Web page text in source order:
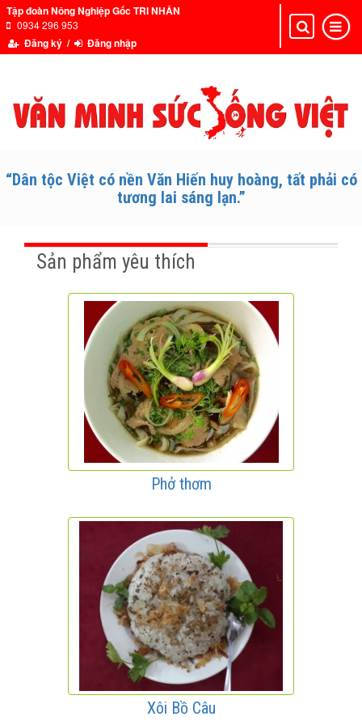
Tập đoàn Nông Nghiệp Gốc TRI NHÂN
0934 296 953
Đăng ký / Đăng nhập
Toggle
Toggle
navigation
“Dân tộc Việt có nền Văn Hiến huy hoàng, tất phải có
tương lai sáng lạn.”
Sản phẩm yêu thích
Phở thơm
Xôi Bồ Câu